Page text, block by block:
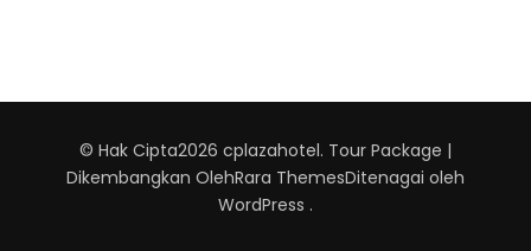
© Hak Cipta2026 cplazahotel. Tour Package |
Dikembangkan OlehRara ThemesDitenagai oleh
WordPress .